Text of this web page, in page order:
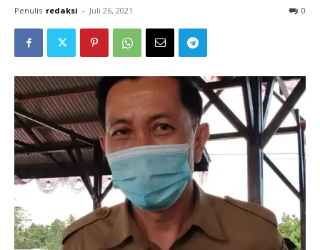
Penulis redaksi - Juli 26, 2021 0